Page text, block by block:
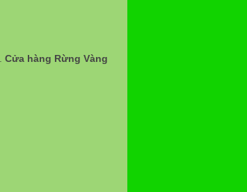
Cửa hàng Rừng Vàng